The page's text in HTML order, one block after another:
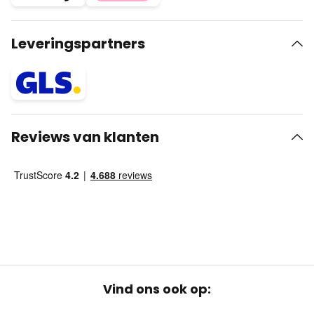
Leveringspartners
Reviews van klanten
Vind ons ook op: